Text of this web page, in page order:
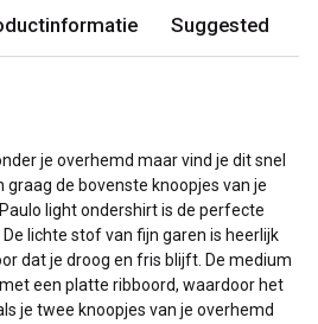
Suggested
je overhemd maar vind je dit snel
graag de bovenste knoopjes van je
light ondershirt is de perfecte
lichte stof van fijn garen is heerlijk
dat je droog en fris blijft. De medium
een platte ribboord, waardoor het
je twee knoopjes van je overhemd